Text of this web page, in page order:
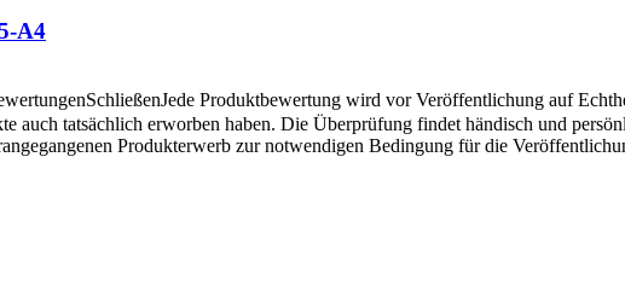
A4
SchließenJede Produktbewertung wird vor Veröffentlichung auf
auch tatsächlich erworben haben. Die Überprüfung findet händisch und
Produkterwerb zur notwendigen Bedingung für die